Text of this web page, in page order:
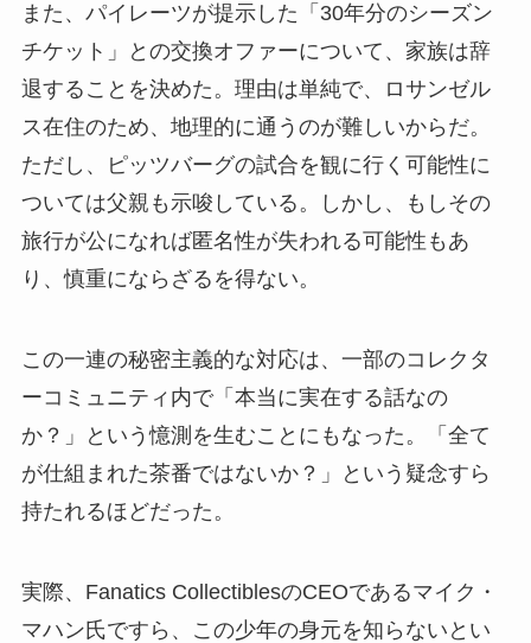
また、パイレーツが提示した「30年分のシーズン
チケット」との交換オファーについて、家族は辞
退することを決めた。理由は単純で、ロサンゼル
ス在住のため、地理的に通うのが難しいからだ。
ただし、ピッツバーグの試合を観に行く可能性に
ついては父親も示唆している。しかし、もしその
旅行が公になれば匿名性が失われる可能性もあ
り、慎重にならざるを得ない。
この一連の秘密主義的な対応は、一部のコレクタ
ーコミュニティ内で「本当に実在する話なの
か？」という憶測を生むことにもなった。「全て
が仕組まれた茶番ではないか？」という疑念すら
持たれるほどだった。
実際、Fanatics CollectiblesのCEOであるマイク・
マハン氏ですら、この少年の身元を知らないとい